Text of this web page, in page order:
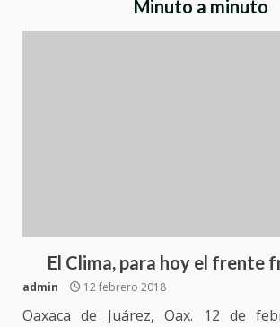
Minuto a minuto
El Clima, para hoy el frente
admin 12 febrero 2018
Oaxaca de Juárez, Oax. 12 de